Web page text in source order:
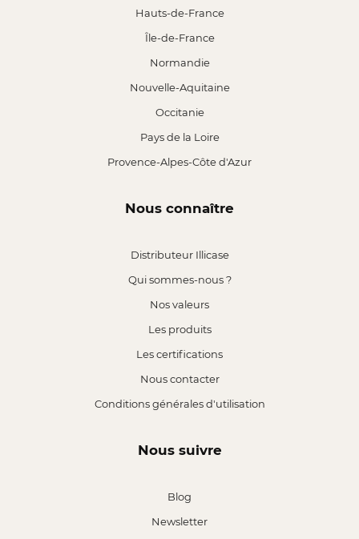
Hauts-de-France
Île-de-France
Normandie
Nouvelle-Aquitaine
Occitanie
Pays de la Loire
Provence-Alpes-Côte d'Azur
Nous connaître
Distributeur Illicase
Qui sommes-nous ?
Nos valeurs
Les produits
Les certifications
Nous contacter
Conditions générales d'utilisation
Nous suivre
Blog
Newsletter